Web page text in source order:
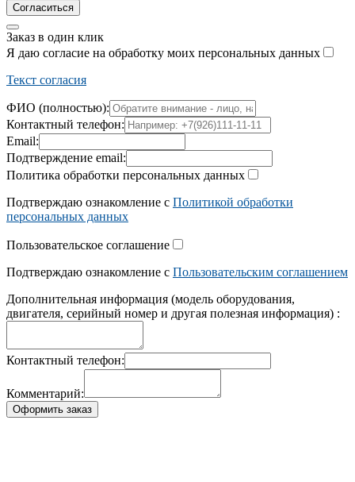
Согласиться
Заказ в один клик
Я даю согласие на обработку моих персональных данных
Текст согласия
ФИО (полностью):
Контактный телефон:
Email:
Подтверждение email:
Политика обработки персональных данных
Подтверждаю ознакомление с Политикой обработки
персональных данных
Пользовательское соглашение
Подтверждаю ознакомление с Пользовательским соглашением
Дополнительная информация (модель оборудования,
двигателя, серийный номер и другая полезная информация) :
Контактный телефон:
Комментарий:
Оформить заказ